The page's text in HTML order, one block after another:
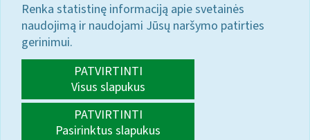
Renka statistinę informaciją apie svetainės
naudojimą ir naudojami Jūsų naršymo patirties
gerinimui.
PATVIRTINTI
Visus slapukus
PATVIRTINTI
Pasirinktus slapukus